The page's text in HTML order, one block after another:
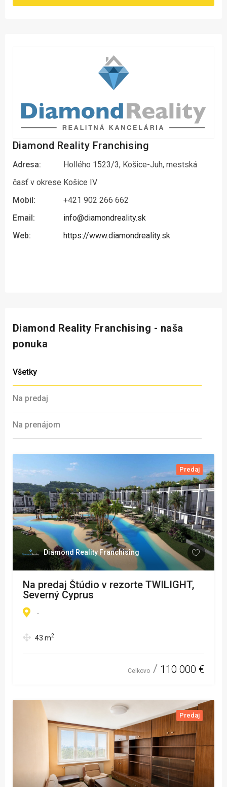
Diamond Reality Franchising
Adresa:
Hollého 1523/3, Košice-Juh, mestská
časť v okrese Košice IV
Mobil:
+421 902 266 662
Email:
info@diamondreality.sk
Web:
https://www.diamondreality.sk
Diamond Reality Franchising - naša
ponuka
Všetky
Na predaj
Na prenájom
Predaj
Diamond Reality Franchising
Na predaj Štúdio v rezorte TWILIGHT,
Severný Cyprus
-
43 m2
Celkovo 110 000 €
Predaj